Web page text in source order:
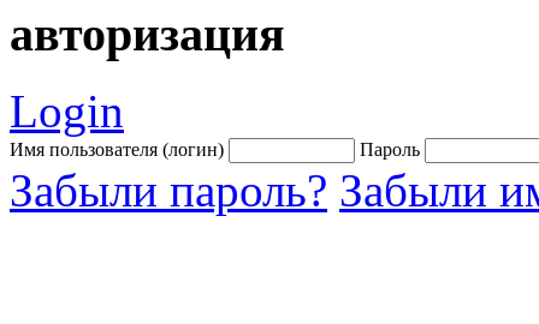
авторизация
Login
Имя пользователя (логин) Пароль
Забыли пароль? Забыли